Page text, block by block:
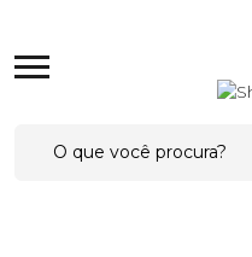
for: